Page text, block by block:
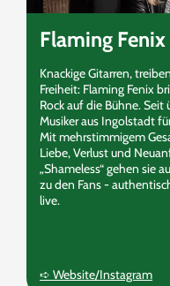
Flaming Fenix
Knackige Gitarren,
Freiheit: Flaming Fenix
Rock auf die Bühne.
Musiker aus Ingolstadt
Mit mehrstimmigem
Liebe, Verlust und
„Shameless“ gehen sie
zu den Fans -
live.
➪ Website/Instagram